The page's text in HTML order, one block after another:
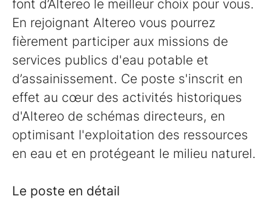
font d’Altereo le meilleur choix pour vous.
En rejoignant Altereo vous pourrez
fièrement participer aux missions de
services publics d'eau potable et
d’assainissement. Ce poste s'inscrit en
effet au cœur des activités historiques
d'Altereo de schémas directeurs, en
optimisant l'exploitation des ressources
en eau et en protégeant le milieu naturel.
Le poste en détail